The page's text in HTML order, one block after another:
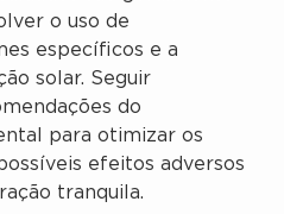
o uso de
específicos e a
solar. Seguir
do
para otimizar os
efeitos adversos
tranquila.